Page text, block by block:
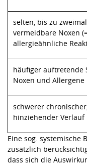
selten, bis zu
vermeidbare Noxen
allergieähnliche
häufiger auftretende
Noxen und Allergene
schwerer
hinziehender Verlauf
Eine sog. systemische
zusätzlich
dass sich die